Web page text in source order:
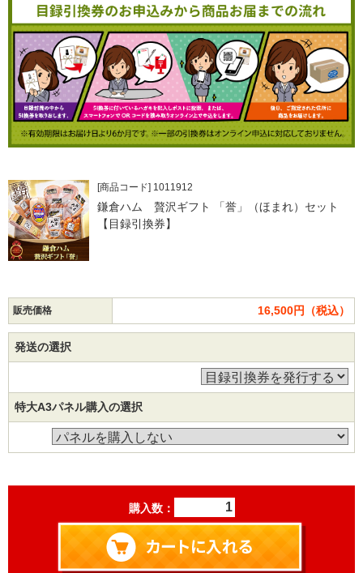
[商品コード] 1011912
鎌倉ハム 贅沢ギフト 「誉」（ほまれ）セット
【目録引換券】
販売価格 16,500円（税込）
発送の選択
特大A3パネル購入の選択
購入数：